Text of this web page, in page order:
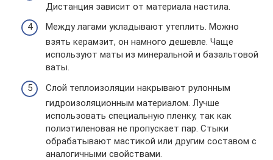
Дистанция зависит от материала настила.
Между лагами укладывают утеплить. Можно
взять керамзит, он намного дешевле. Чаще
используют маты из минеральной и базальтовой
ваты.
Слой теплоизоляции накрывают рулонным
гидроизоляционным материалом. Лучше
использовать специальную пленку, так как
полиэтиленовая не пропускает пар. Стыки
обрабатывают мастикой или другим составом с
аналогичными свойствами.